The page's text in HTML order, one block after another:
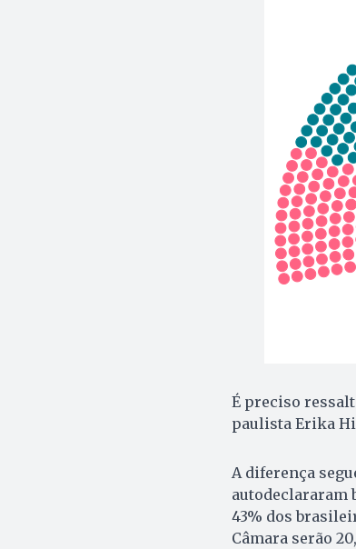
É preciso
paulista Erika
A diferença
autodeclararam
43% dos
Câmara serão